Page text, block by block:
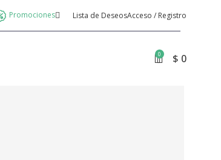
Promociones Lista de DeseosAcceso / Registro
0 $ 0